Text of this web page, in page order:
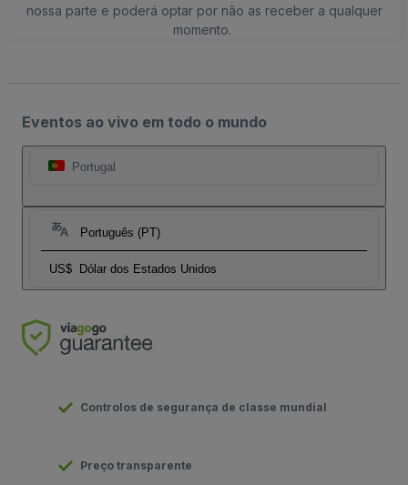
nossa parte e poderá optar por não as receber a qualquer
momento.
Eventos ao vivo em todo o mundo
Portugal
Português (PT)
US$ Dólar dos Estados Unidos
Controlos de segurança de classe mundial
Preço transparente